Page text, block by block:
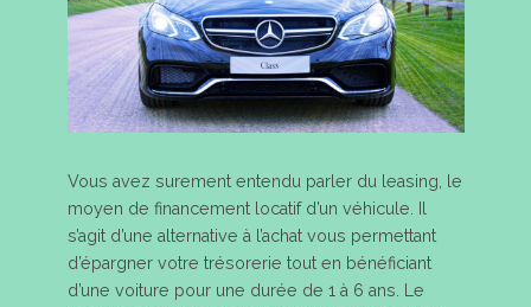
Vous avez surement entendu parler du leasing, le
moyen de financement locatif d’un véhicule. Il
s’agit d’une alternative à l’achat vous permettant
d’épargner votre trésorerie tout en bénéficiant
d’une voiture pour une durée de 1 à 6 ans. Le